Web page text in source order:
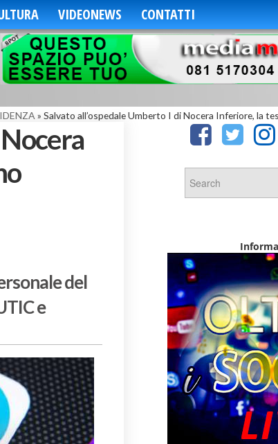
VIDEONEWS CONTATTI
» Salvato all’ospedale Umberto I di Nocera Inferiore, la
del
e